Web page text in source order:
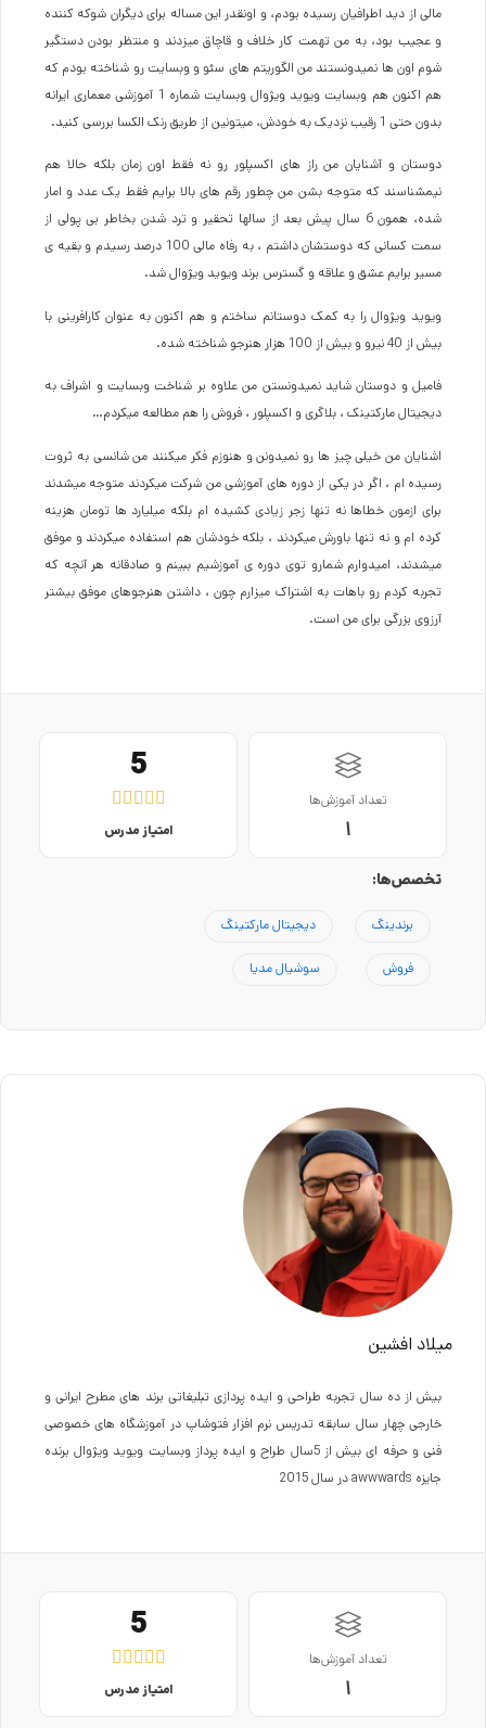
مالی از دید اطرافیان رسیده بودم، و اونقدر این مساله برای دیگران شوکه کننده
و عجیب بود، به من تهمت کار خلاف و قاچاق میزدند و منتظر بودن دستگیر
شوم اون ها نمیدونستند من الگوریتم های سئو و وبسایت رو شناخته بودم که
هم اکنون هم وبسایت ویوید ویژوال وبسایت شماره 1 آموزشی معماری ایرانه
بدون حتی 1 رقیب نزدیک به خودش، میتونین از طریق رنک الکسا بررسی کنید.
دوستان و آشنایان من راز های اکسپلور رو نه فقط اون زمان بلکه حالا هم
نیمشناسند که متوجه بشن من چطور رقم های بالا برایم فقط یک عدد و امار
شده، همون 6 سال پیش بعد از سالها تحقیر و ترد شدن بخاطر بی پولی از
سمت کسانی که دوستشان داشتم ، به رفاه مالی 100 درصد رسیدم و بقیه ی
مسیر برایم عشق و علاقه و گسترس برند ویوید ویژوال شد.
ویوید ویژوال را به کمک دوستانم ساختم و هم اکنون به عنوان کارافرینی با
بیش از 40 نیرو و بیش از 100 هزار هنرجو شناخته شده.
فامیل و دوستان شاید نمیدونستن من علاوه بر شناخت وبسایت و اشراف به
دیجیتال مارکتینک ، بلاگری و اکسپلور ، فروش را هم مطالعه میکردم…
اشنایان من خیلی چیز ها رو نمیدونن و هنوزم فکر میکنند من شانسی به ثروت
رسیده ام ، اگر در یکی از دوره های آموزشی من شرکت میکردند متوجه میشدند
برای ازمون خطاها نه تنها زجر زیادی کشیده ام بلکه میلیارد ها تومان هزینه
کرده ام و نه تنها باورش میکردند ، بلکه خودشان هم استفاده میکردند و موفق
میشدند، امیدوارم شمارو توی دوره ی آموزشیم ببینم و صادقانه هر آنچه که
تجربه کردم رو باهات به اشتراک میزارم چون ، داشتن هنرجوهای موفق بیشتر
آرزوی بزرگی برای من است.
تعداد آموزش‌ها
1
5





امتیاز مدرس
تخصص‌ها:
برندینگ دیجیتال مارکتینگ
فروش سوشیال مدیا
میلاد افشین
بیش از ده سال تجربه طراحی و ایده پردازی تبلیغاتی برند های مطرح ایرانی و
خارجی چهار سال سابقه تدریس نرم افزار فتوشاپ در آموزشگاه های خصوصی
فنی و حرفه ای بیش از 5سال طراح و ایده پرداز وبسایت ویوید ویژوال برنده
جایزه awwwards در سال 2015
تعداد آموزش‌ها
1
5





امتیاز مدرس